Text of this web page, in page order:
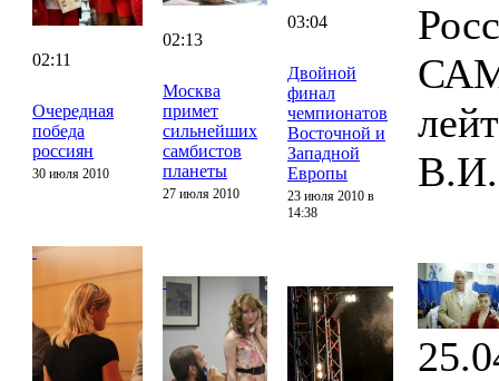
02:11
Очередная
победа
россиян
30 июля 2010
02:13
Москва
примет
сильнейших
самбистов
планеты
27 июля 2010
03:04
Двойной
финал
чемпионатов
Восточной и
Западной
Европы
23 июля 2010 в
14:38